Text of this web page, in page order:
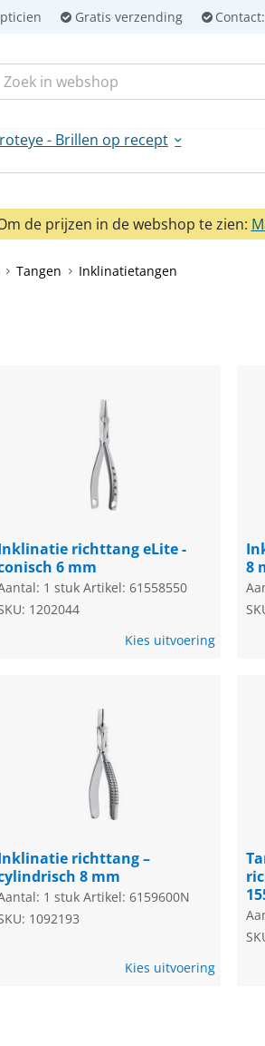
Gratis verzending Contact:
Zoeken:
- Brillen op recept
de prijzen in de webshop te zien:
Tangen Inklinatietangen
richttang eLite -
6 mm
1 stuk Artikel: 61558550
1202044
Kies uitvoering
8
richttang –
8 mm
1 stuk Artikel: 6159600N
1092193
Kies uitvoering